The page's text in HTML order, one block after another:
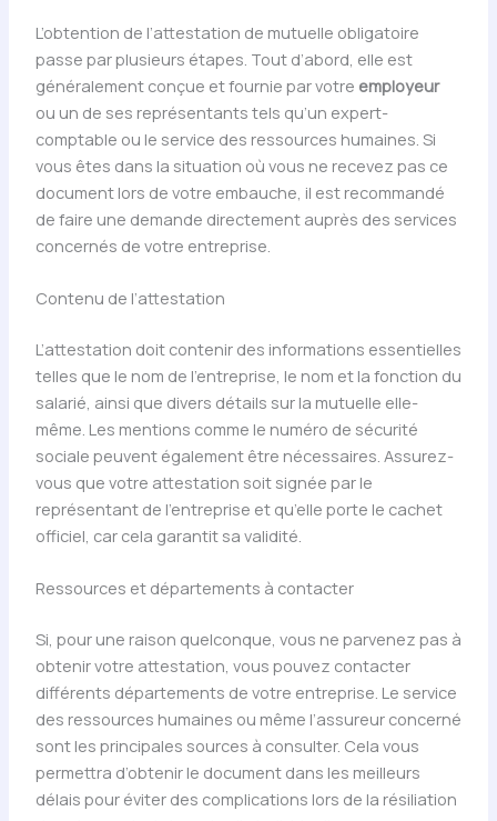
L’obtention de l’attestation de mutuelle obligatoire
passe par plusieurs étapes. Tout d’abord, elle est
généralement conçue et fournie par votre employeur
ou un de ses représentants tels qu’un expert-
comptable ou le service des ressources humaines. Si
vous êtes dans la situation où vous ne recevez pas ce
document lors de votre embauche, il est recommandé
de faire une demande directement auprès des services
concernés de votre entreprise.
Contenu de l’attestation
L’attestation doit contenir des informations essentielles
telles que le nom de l’entreprise, le nom et la fonction du
salarié, ainsi que divers détails sur la mutuelle elle-
même. Les mentions comme le numéro de sécurité
sociale peuvent également être nécessaires. Assurez-
vous que votre attestation soit signée par le
représentant de l’entreprise et qu’elle porte le cachet
officiel, car cela garantit sa validité.
Ressources et départements à contacter
Si, pour une raison quelconque, vous ne parvenez pas à
obtenir votre attestation, vous pouvez contacter
différents départements de votre entreprise. Le service
des ressources humaines ou même l’assureur concerné
sont les principales sources à consulter. Cela vous
permettra d’obtenir le document dans les meilleurs
délais pour éviter des complications lors de la résiliation